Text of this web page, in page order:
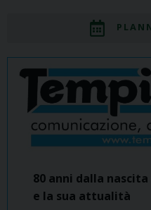
80 anni dalla
e la sua attualità